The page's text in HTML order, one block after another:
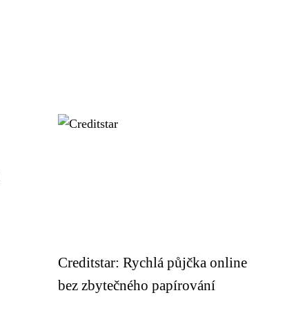
Creditstar: Rychlá půjčka online
bez zbytečného papírování